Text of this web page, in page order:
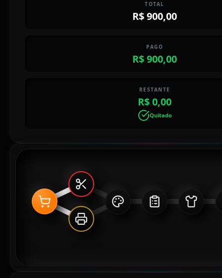
TOTAL
R$ 900,00
PAGO
R$ 900,00
RESTANTE
R$ 0,00
Quitado